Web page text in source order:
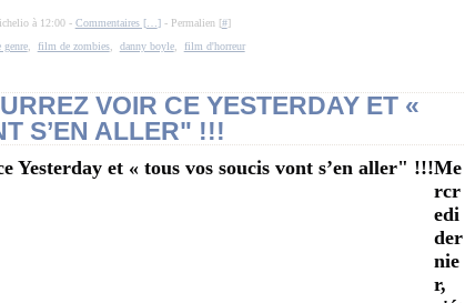
à 12:00 - Commentaires [… ]- Permalien [#]
genre, film de zombies, danny boyle, film d'horreur
VOIR CE YESTERDAY ET «
S’EN ALLER" !!!
Me
rcr
edi
der
nie
r,